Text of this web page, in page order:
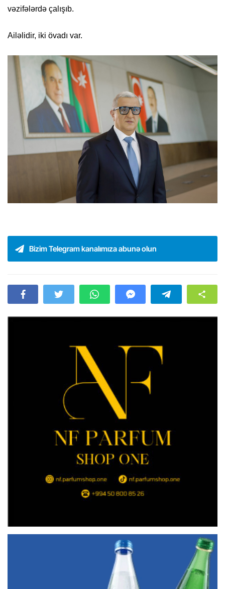
vəzifələrdə çalışıb.
Ailəlidir, iki övadı var.
Bizim Telegram kanalımıza abunə olun